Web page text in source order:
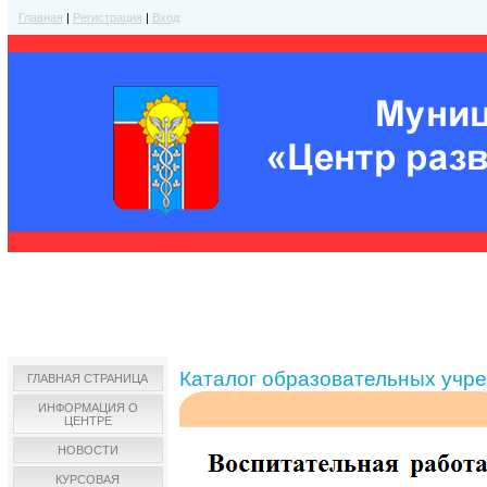
Главная | Регистрация | Вход
ГЛАВНАЯ СТРАНИЦА
ИНФОРМАЦИЯ О
ЦЕНТРЕ
НОВОСТИ
КУРСОВАЯ
Каталог образовательных